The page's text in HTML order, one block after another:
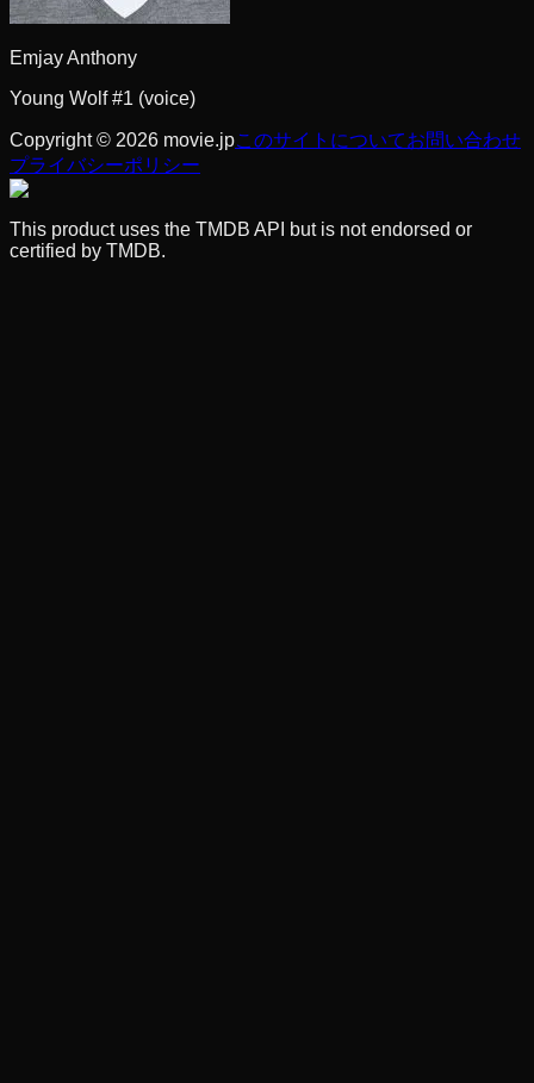
Emjay Anthony
Young Wolf #1 (voice)
Copyright © 2026 movie.jpこのサイトについてお問い合わせ
プライバシーポリシー
This product uses the TMDB API but is not endorsed or
certified by TMDB.